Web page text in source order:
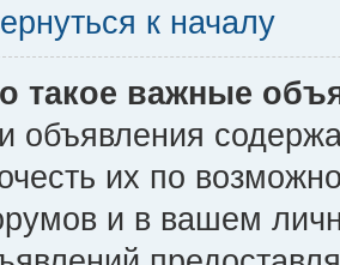
к началу
такое важные
объявления
их по
и в вашем